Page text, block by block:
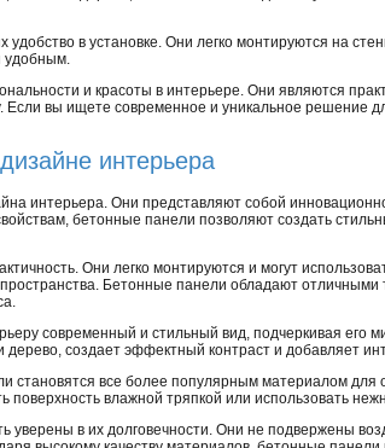
в установке. Они легко монтируются на
удобным.
и красоты в интерьере. Они являются
Если вы ищете современное и уникальное решение
интерьера
интерьера. Они представляют собой
бетонные панели позволяют создать
Они легко монтируются и могут
Бетонные панели обладают отличными
современный и стильный вид, подчеркивая его
создает эффектный контраст и добавляет
становятся все более популярным материалом
поверхность влажной тряпкой или использовать
в их долговечности. Они не подвержены